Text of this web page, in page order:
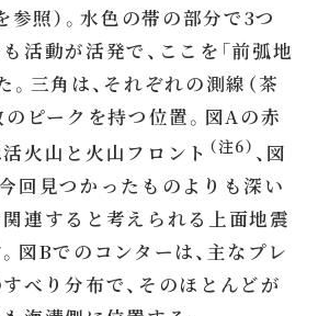
参照）。水色の帯の部分で3つ
活動が活発で、ここを「前弧地
。三角は、それぞれの測線（茶
のピークを持つ位置。図Aの赤
火山と火山フロント （注6） 、図
回見つかったものよりも深い
連すると考えられる上面地震
図Bでのコンターは、主なプレ
べり分布で、そのほとんどが